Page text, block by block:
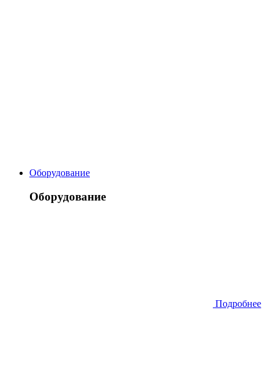
Оборудование
Оборудование
Подробнее